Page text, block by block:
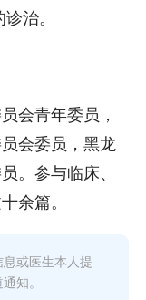
治。
会青年委员，
会委员，黑龙
。参与临床、
余篇。
或医生本人提
知。